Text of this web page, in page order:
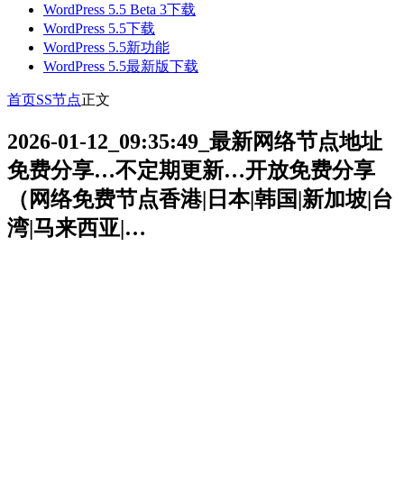
WordPress 5.5 Beta 3下载
WordPress 5.5下载
WordPress 5.5新功能
WordPress 5.5最新版下载
首页SS节点正文
2026-01-12_09:35:49_最新网络节点地址
免费分享…不定期更新…开放免费分享
（网络免费节点香港|日本|韩国|新加坡|台
湾|马来西亚|…